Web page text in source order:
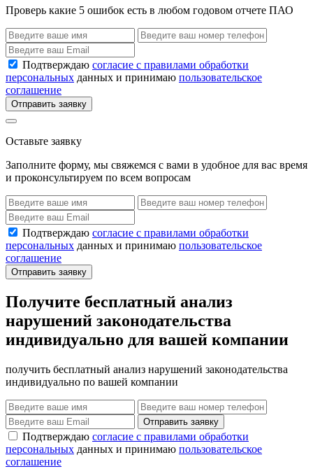
Проверь какие 5 ошибок есть в любом годовом отчете ПАО
Подтверждаю согласие с правилами обработки
персональных данных и принимаю пользовательское
соглашение
Отправить заявку
Оставьте заявку
Заполните форму, мы свяжемся с вами в удобное для вас время
и проконсультируем по всем вопросам
Подтверждаю согласие с правилами обработки
персональных данных и принимаю пользовательское
соглашение
Отправить заявку
Получите бесплатный анализ
нарушений законодательства
индивидуально для вашей компании
получить бесплатный анализ нарушений законодательства
индивидуально по вашей компании
Отправить заявку
Подтверждаю согласие с правилами обработки
персональных данных и принимаю пользовательское
соглашение